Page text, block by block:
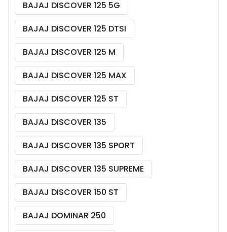
BAJAJ DISCOVER 125 5G
BAJAJ DISCOVER 125 DTSI
BAJAJ DISCOVER 125 M
BAJAJ DISCOVER 125 MAX
BAJAJ DISCOVER 125 ST
BAJAJ DISCOVER 135
BAJAJ DISCOVER 135 SPORT
BAJAJ DISCOVER 135 SUPREME
BAJAJ DISCOVER 150 ST
BAJAJ DOMINAR 250